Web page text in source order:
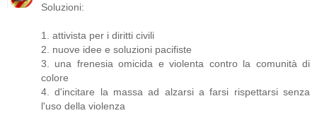
Soluzioni:
1. attivista per i diritti civili
2. nuove idee e soluzioni pacifiste
3. una frenesia omicida e violenta contro la comunità di
colore
4. d'incitare la massa ad alzarsi a farsi rispettarsi senza
l'uso della violenza